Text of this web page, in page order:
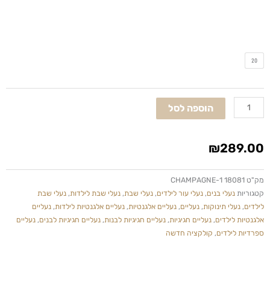
20
כמות
של
הברית
סגירת
הוספה לסל
₪289.00
מק"ט 18081 CHAMPAGNE-1
קטגוריות נעלי בנים, נעלי עור לילדים, נעלי שבת, נעלי שבת לילדות, נעלי שבת
לילדים, נעלי תינוקות, נעליים, נעליים אלגנטיות, נעליים אלגנטיות לילדות, נעליים
אלגנטיות לילדים, נעליים חגיגיות, נעליים חגיגיות לבנות, נעליים חגיגיות לבנים, נעליים
ספרדיות לילדים, קולקציה חדשה